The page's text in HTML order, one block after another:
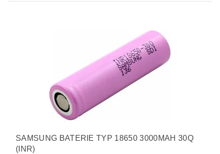
SAMSUNG BATERIE TYP 18650 3000MAH 30Q
(INR)